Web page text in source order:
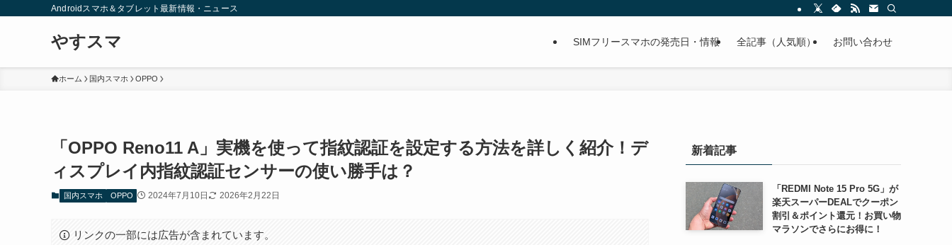
Androidスマホ＆タブレット最新情報・ニュース
やすスマ SIMフリースマホの発売日・情報 全記事（人気順） お問い合わせ
ホーム 国内スマホ OPPO
「OPPO Reno11 A」実機を使って指紋認証を設定する方法を詳しく紹介！デ
ィスプレイ内指紋認証センサーの使い勝手は？
国内スマホ OPPO 2024年7月10日 2026年2月22日
リンクの一部には広告が含まれています。
新着記事
「REDMI Note 15 Pro 5G」が
楽天スーパーDEALでクーポン
割引＆ポイント還元！お買い物
マラソンでさらにお得に！